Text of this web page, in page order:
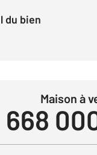
du bien
Maison à
668